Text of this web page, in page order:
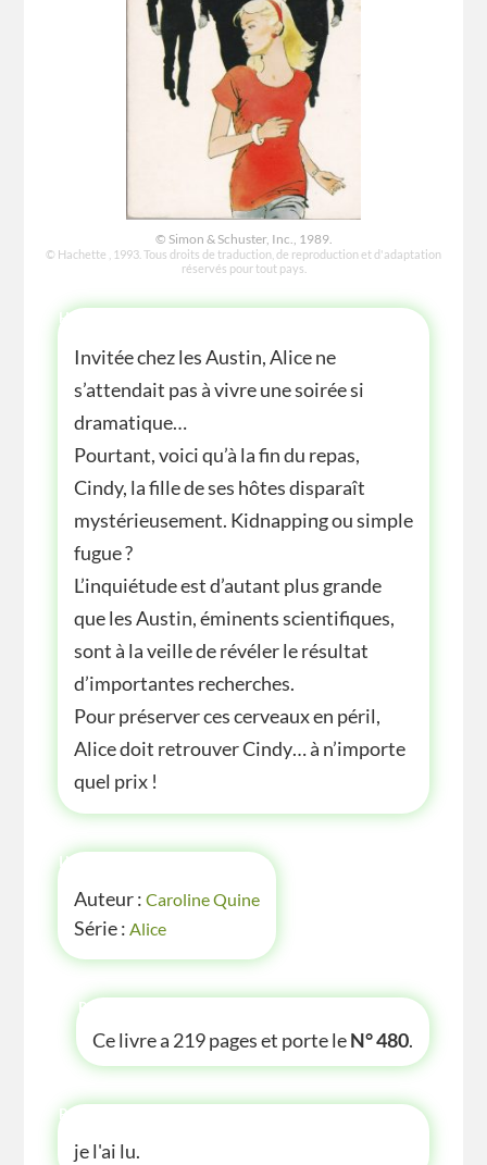
© Simon & Schuster, Inc., 1989.
© Hachette , 1993. Tous droits de traduction, de reproduction et d'adaptation
réservés pour tout pays.
HISTOIRE
Invitée chez les Austin, Alice ne
s’attendait pas à vivre une soirée si
dramatique…
Pourtant, voici qu’à la fin du repas,
Cindy, la fille de ses hôtes disparaît
mystérieusement. Kidnapping ou simple
fugue ?
L’inquiétude est d’autant plus grande
que les Austin, éminents scientifiques,
sont à la veille de révéler le résultat
d’importantes recherches.
Pour préserver ces cerveaux en péril,
Alice doit retrouver Cindy… à n’importe
quel prix !
INFOS
Auteur : Caroline Quine
Série : Alice
P'TITE INFOS
Ce livre a 219 pages et porte leN° 480.
P'TITE ANECDOTE
je l'ai lu.